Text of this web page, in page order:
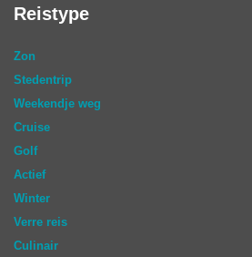
Reistype
Zon
Stedentrip
Weekendje weg
Cruise
Golf
Actief
Winter
Verre reis
Culinair